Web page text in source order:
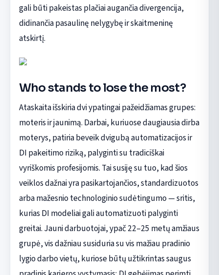
gali būti pakeistas plačiai augančia divergencija,
didinančia pasaulinę nelygybę ir skaitmeninę
atskirtį.
Who stands to lose the most?
Ataskaita išskiria dvi ypatingai pažeidžiamas grupes:
moteris ir jaunimą. Darbai, kuriuose daugiausia dirba
moterys, patiria beveik dvigubą automatizacijos ir
DI pakeitimo riziką, palyginti su tradiciškai
vyriškomis profesijomis. Tai susiję su tuo, kad šios
veiklos dažnai yra pasikartojančios, standardizuotos
arba mažesnio technologinio sudėtingumo — sritis,
kurias DI modeliai gali automatizuoti palyginti
greitai. Jauni darbuotojai, ypač 22–25 metų amžiaus
grupė, vis dažniau susiduria su vis mažiau pradinio
lygio darbo vietų, kuriose būtų užtikrintas saugus